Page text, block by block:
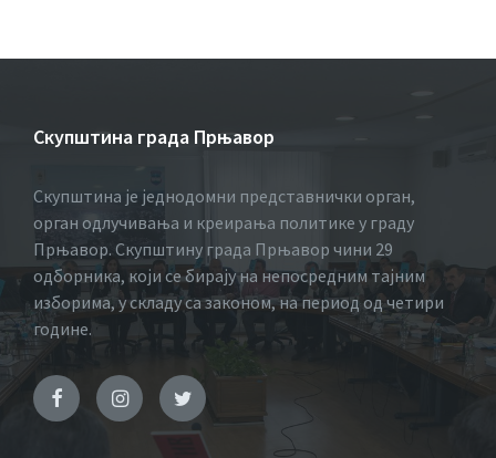
Скупштина града Прњавор
Скупштина је једнодомни представнички орган,
орган одлучивања и креирања политике у граду
Прњавор. Скупштину града Прњавор чини 29
одборника, који се бирају на непосредним тајним
изборима, у складу са законом, на период од четири
године.